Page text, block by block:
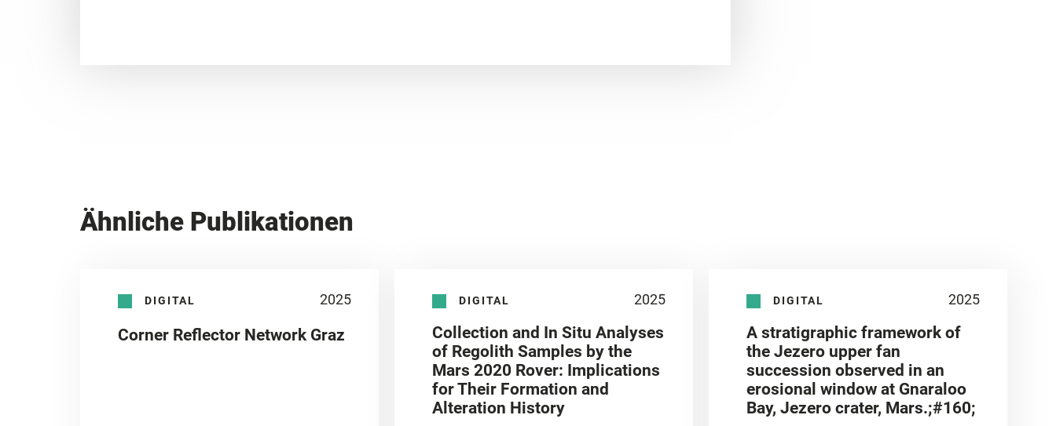
Ähnliche Publikationen
DIGITAL 2025
Corner Reflector Network Graz
DIGITAL 2025
Collection and In Situ Analyses
of Regolith Samples by the
Mars 2020 Rover: Implications
for Their Formation and
Alteration History
DIGITAL 2025
A stratigraphic framework of
the Jezero upper fan
succession observed in an
erosional window at Gnaraloo
Bay, Jezero crater, Mars.;#160;